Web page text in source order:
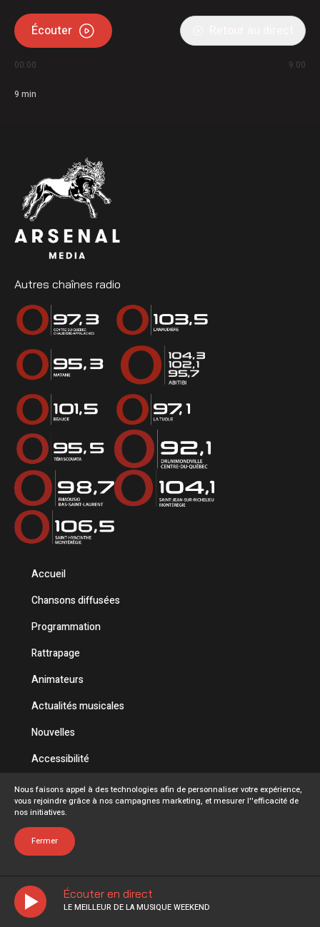
Écouter en direct
LE MEILLEUR DE LA MUSIQUE WEEKEND
Écouter
00:00 9:00
9 min
Autres chaînes radio
Accueil
Chansons diffusées
Programmation
Rattrapage
Animateurs
Actualités musicales
Nouvelles
Accessibilité
Politique de confidentialité
Conditions d'utilisation
FAQ
Nous faisons appel à des technologies afin de personnaliser votre expérience,
vous rejoindre grâce à nos campagnes marketing, et mesurer l''efficacité de
nos initiatives.
Fermer